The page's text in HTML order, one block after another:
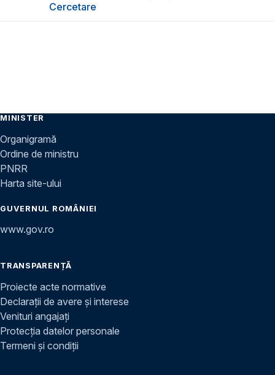
Cercetare
MINISTER
Organigramă
Ordine de ministru
PNRR
Harta site-ului
GUVERNUL ROMÂNIEI
www.gov.ro
TRANSPARENȚĂ
Proiecte acte normative
Declarații de avere și interese
Venituri angajați
Protecția datelor personale
Termeni și condiții